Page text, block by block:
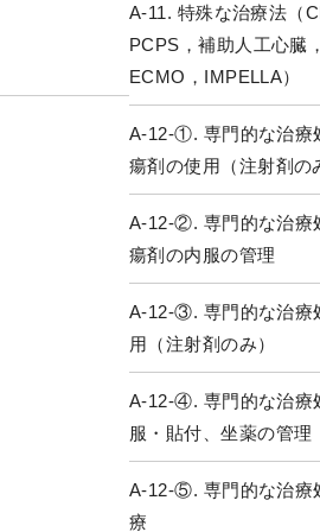
A-11. 特殊な治療法（
PCPS，補助人工心臓
ECMO，IMPELLA）
A-12-①. 専門的な治
瘍剤の使用（注射剤の
A-12-②. 専門的な治
瘍剤の内服の管理
A-12-③. 専門的な治
用（注射剤のみ）
A-12-④. 専門的な治
服・貼付、坐薬の管理
A-12-⑤. 専門的な治
療